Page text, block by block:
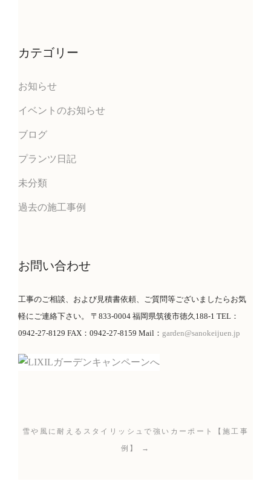
カテゴリー
お知らせ
イベントのお知らせ
ブログ
プランツ日記
未分類
過去の施工事例
お問い合わせ
工事のご相談、および見積書依頼、ご質問等ございましたらお気
軽にご連絡下さい。 〒833-0004 福岡県筑後市徳久188-1 TEL：
0942-27-8129 FAX：0942-27-8159 Mail： garden@sanokeijuen.jp
雪や風に耐えるスタイリッシュで強いカーポート【施工事
例】 →